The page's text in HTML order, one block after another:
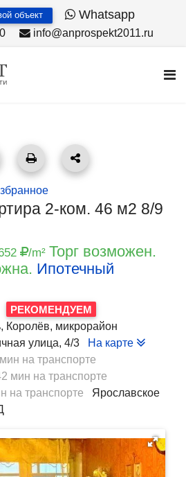
объект Whatsapp
info@anprospekt2011.ru
2-ком. 46 м2 8/9
/m² Торг возможен.
Ипотечный
РЕКОМЕНДУЕМ
Королёв, микрорайон
улица, 4/3
На карте
на транспорте
мин на транспорте
на транспорте
Ярославское